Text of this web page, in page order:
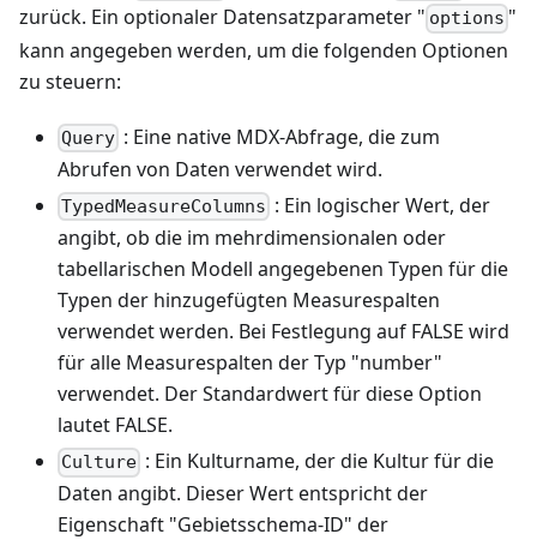
zurück. Ein optionaler Datensatzparameter " options "
kann angegeben werden, um die folgenden Optionen
zu steuern:
Query : Eine native MDX-Abfrage, die zum
Abrufen von Daten verwendet wird.
TypedMeasureColumns : Ein logischer Wert, der
angibt, ob die im mehrdimensionalen oder
tabellarischen Modell angegebenen Typen für die
Typen der hinzugefügten Measurespalten
verwendet werden. Bei Festlegung auf FALSE wird
für alle Measurespalten der Typ "number"
verwendet. Der Standardwert für diese Option
lautet FALSE.
Culture : Ein Kulturname, der die Kultur für die
Daten angibt. Dieser Wert entspricht der
Eigenschaft "Gebietsschema-ID" der